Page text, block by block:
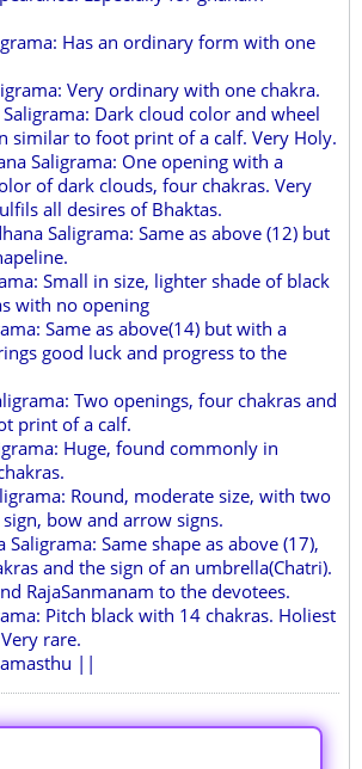
Has an ordinary form with one
Very ordinary with one chakra.
Dark cloud color and wheel
similar to foot print of a calf. Very Holy.
Saligrama: One opening with a
of dark clouds, four chakras. Very
all desires of Bhaktas.
Saligrama: Same as above (12) but
Small in size, lighter shade of black
with no opening
Same as above(14) but with a
good luck and progress to the
Two openings, four chakras and
print of a calf.
Huge, found commonly in
Round, moderate size, with two
bow and arrow signs.
Saligrama: Same shape as above (17),
and the sign of an umbrella(Chatri).
RajaSanmanam to the devotees.
Pitch black with 14 chakras. Holiest
rare.
||